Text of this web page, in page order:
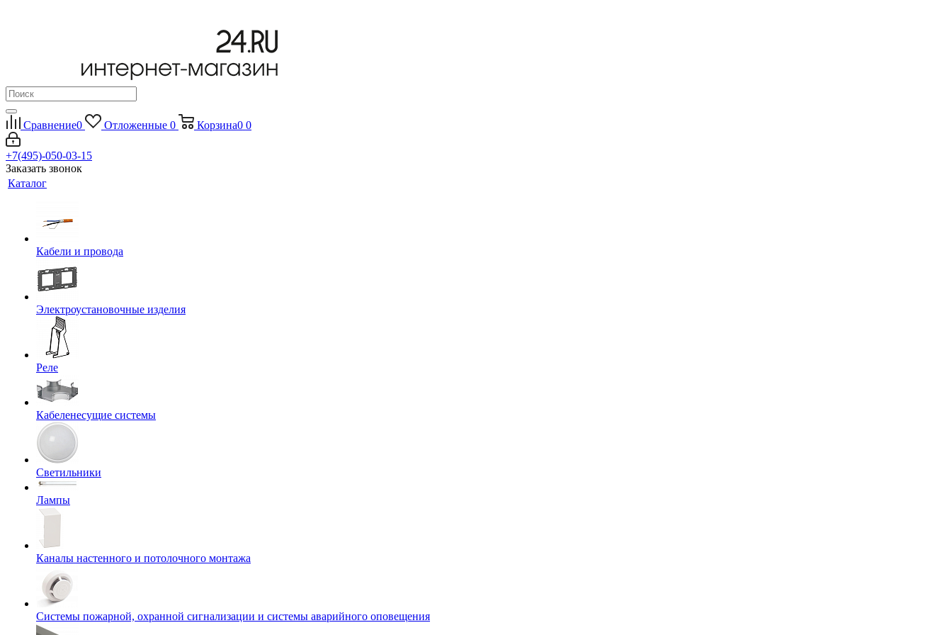
Сравнение0 Отложенные 0 Корзина0 0
+7(495)-050-03-15
Заказать звонок
Каталог
Кабели и провода
Электроустановочные изделия
Реле
Кабеленесущие системы
Светильники
Лампы
Каналы настенного и потолочного монтажа
Системы пожарной, охранной сигнализации и системы аварийного оповещения